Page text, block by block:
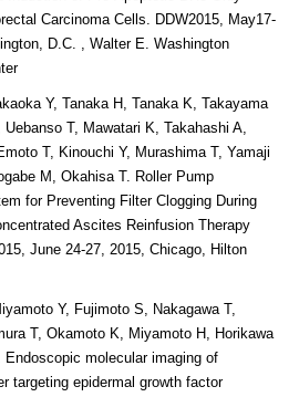
Carcinoma Cells. DDW2015, May17-
D.C. , Walter E. Washington
Y, Tanaka H, Tanaka K, Takayama
Uebanso T, Mawatari K, Takahashi A,
T, Kinouchi Y, Murashima T, Yamaji
M, Okahisa T. Roller Pump
for Preventing Filter Clogging During
Ascites Reinfusion Therapy
June 24-27, 2015, Chicago, Hilton
Y, Fujimoto S, Nakagawa T,
T, Okamoto K, Miyamoto H, Horikawa
Endoscopic molecular imaging of
targeting epidermal growth factor